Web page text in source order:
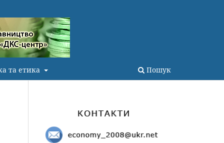
та етика Пошук